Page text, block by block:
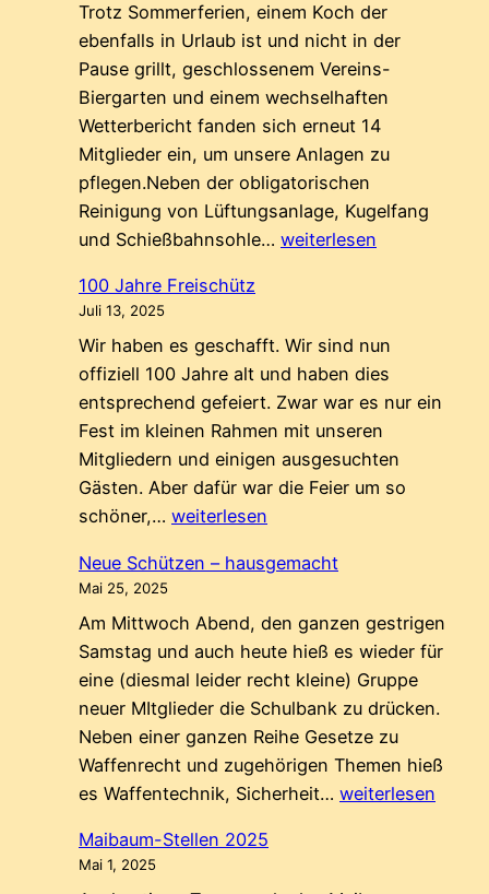
geschossen
Trotz Sommerferien, einem Koch der
ebenfalls in Urlaub ist und nicht in der
Pause grillt, geschlossenem Vereins-
Biergarten und einem wechselhaften
Wetterbericht fanden sich erneut 14
Mitglieder ein, um unsere Anlagen zu
pflegen.Neben der obligatorischen
Reinigung von Lüftungsanlage, Kugelfang
und Schießbahnsohle… Sommer-
weiterlesen
100 Jahre Freischütz
Juli 13, 2025
Wir haben es geschafft. Wir sind nun
offiziell 100 Jahre alt und haben dies
entsprechend gefeiert. Zwar war es nur ein
Fest im kleinen Rahmen mit unseren
Mitgliedern und einigen ausgesuchten
Gästen. Aber dafür war die Feier um so
schöner,… 100
Freischütz
weiterlesen
Neue Schützen – hausgemacht
Mai 25, 2025
Am Mittwoch Abend, den ganzen gestrigen
Samstag und auch heute hieß es wieder für
eine (diesmal leider recht kleine) Gruppe
neuer MItglieder die Schulbank zu drücken.
Neben einer ganzen Reihe Gesetze zu
Waffenrecht und zugehörigen Themen hieß
es Waffentechnik, Sicherheit… Neue
weiterlesen
Maibaum-Stellen 2025
Mai 1, 2025